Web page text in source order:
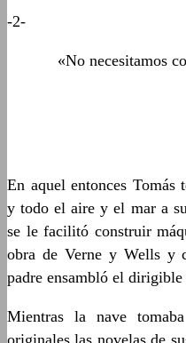
-2-
«No necesitamos
En aquel entonces Tomás
y todo el aire y el mar a
se le facilitó construir
obra de Verne y Wells y
padre ensambló el
Mientras la nave
originales las novelas de